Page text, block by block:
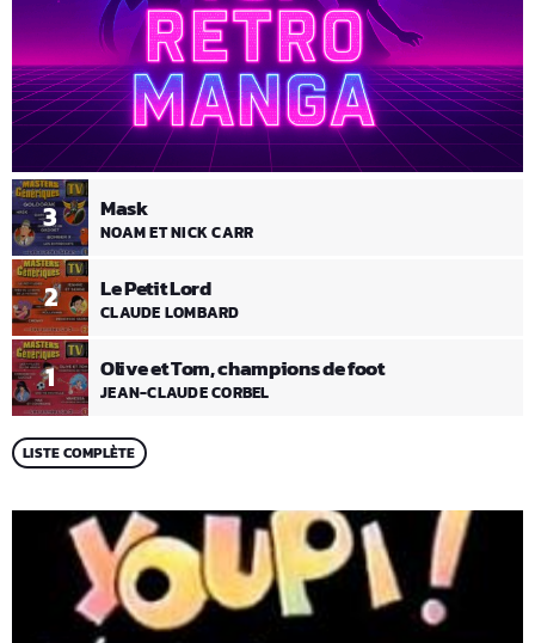
1 Olive et Tom, champions de foot
JEAN-CLAUDE CORBEL
2 Le Petit Lord
CLAUDE LOMBARD
3 Mask
NOAM ET NICK CARR
LISTE COMPLÈTE